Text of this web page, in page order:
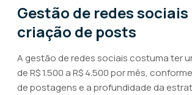
Gestão de redes sociais
criação de posts
A gestão de redes sociais costuma ter
de R$ 1.500 a R$ 4.500 por mês,
de postagens e a profundidade da